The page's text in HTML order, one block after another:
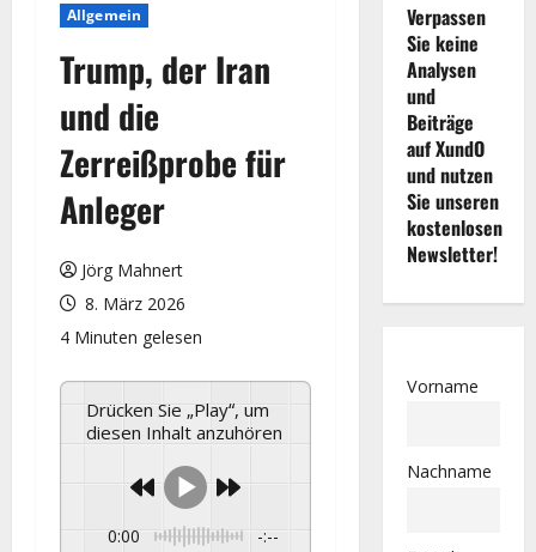
Allgemein
Trump, der Iran
und die
Zerreißprobe für
Anleger
Jörg Mahnert
8. März 2026
4 Minuten gelesen
Drücken Sie „Play“, um
diesen Inhalt anzuhören
0:00 -:--
Verpassen
Sie keine
Analysen
und
Beiträge
auf XundO
und nutzen
Sie unseren
kostenlosen
Newsletter!
Vorname
Nachname